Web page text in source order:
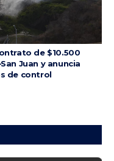
de $10.500
Juan y anuncia
de control